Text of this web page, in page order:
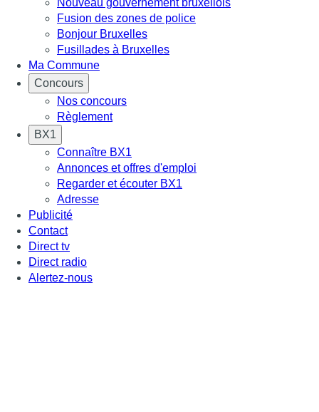
Fusion des zones de police
Bonjour Bruxelles
Fusillades à Bruxelles
Ma Commune
Concours
Nos concours
Règlement
BX1
Connaître BX1
Annonces et offres d'emploi
Regarder et écouter BX1
Adresse
Publicité
Contact
Direct tv
Direct radio
Alertez-nous